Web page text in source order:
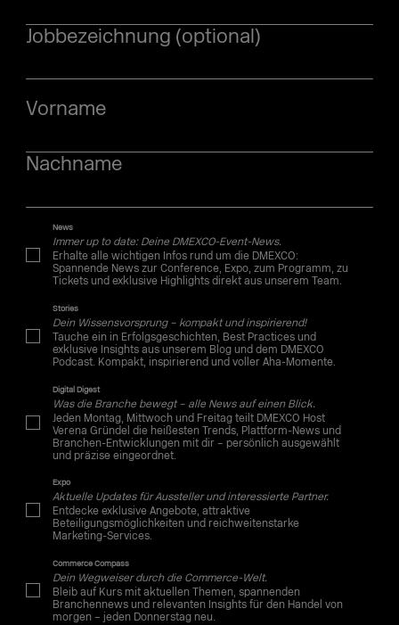
Jobbezeichnung (optional)
Vorname
Nachname
News
Immer up to date: Deine DMEXCO-Event-News.
Erhalte alle wichtigen Infos rund um die DMEXCO:
Spannende News zur Conference, Expo, zum Programm, zu
Tickets und exklusive Highlights direkt aus unserem Team.
Stories
Dein Wissensvorsprung – kompakt und inspirierend!
Tauche ein in Erfolgsgeschichten, Best Practices und
exklusive Insights aus unserem Blog und dem DMEXCO
Podcast. Kompakt, inspirierend und voller Aha-Momente.
Digital Digest
Was die Branche bewegt – alle News auf einen Blick.
Jeden Montag, Mittwoch und Freitag teilt DMEXCO Host
Verena Gründel die heißesten Trends, Plattform-News und
Branchen-Entwicklungen mit dir – persönlich ausgewählt
und präzise eingeordnet.
Expo
Aktuelle Updates für Aussteller und interessierte Partner.
Entdecke exklusive Angebote, attraktive
Beteiligungsmöglichkeiten und reichweitenstarke
Marketing-Services.
Commerce Compass
Dein Wegweiser durch die Commerce-Welt.
Bleib auf Kurs mit aktuellen Themen, spannenden
Branchennews und relevanten Insights für den Handel von
morgen – jeden Donnerstag neu.